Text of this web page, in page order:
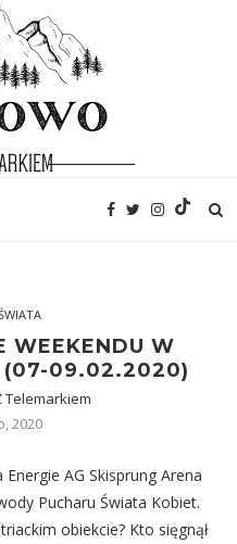
WEEKENDU W
(07-09.02.2020)
Telemarkiem
2020
AG Skisprung Arena
Pucharu Świata Kobiet.
obiekcie? Kto sięgnął